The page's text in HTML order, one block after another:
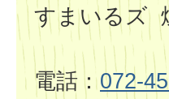
すまいるズ
電話：072-